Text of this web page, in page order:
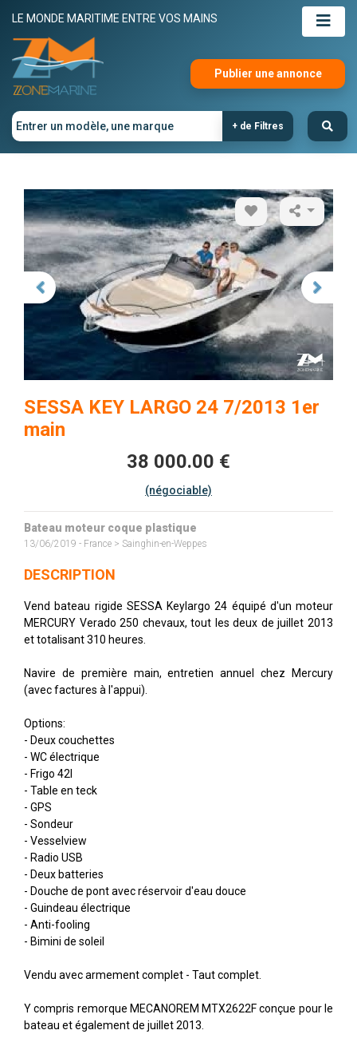
LE MONDE MARITIME ENTRE VOS MAINS
Publier une annonce
+ de Filtres
SESSA KEY LARGO 24 7/2013 1er
main
38 000.00 €
(négociable)
Bateau moteur coque plastique
13/06/2019 - France > Sainghin-en-Weppes
DESCRIPTION
Vend bateau rigide SESSA Keylargo 24 équipé d'un moteur
MERCURY Verado 250 chevaux, tout les deux de juillet 2013
et totalisant 310 heures.
Navire de première main, entretien annuel chez Mercury
(avec factures à l'appui).
Options:
- Deux couchettes
- WC électrique
- Frigo 42l
- Table en teck
- GPS
- Sondeur
- Vesselview
- Radio USB
- Deux batteries
- Douche de pont avec réservoir d'eau douce
- Guindeau électrique
- Anti-fooling
- Bimini de soleil
Vendu avec armement complet - Taut complet.
Y compris remorque MECANOREM MTX2622F conçue pour le
bateau et également de juillet 2013.